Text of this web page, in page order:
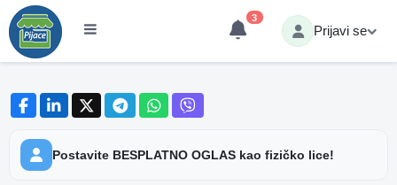
3
Prijavi se
Postavite BESPLATNO OGLAS kao fizičko lice!